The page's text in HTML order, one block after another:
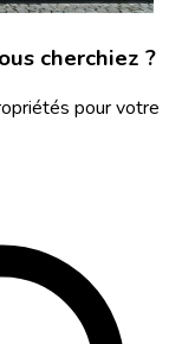
cherchiez ?
pour votre